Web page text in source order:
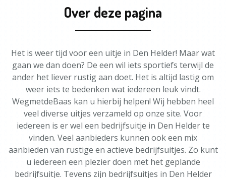
Over deze pagina
Het is weer tijd voor een uitje in Den Helder! Maar wat
gaan we dan doen? De een wil iets sportiefs terwijl de
ander het liever rustig aan doet. Het is altijd lastig om
weer iets te bedenken wat iedereen leuk vindt.
WegmetdeBaas kan u hierbij helpen! Wij hebben heel
veel diverse uitjes verzameld op onze site. Voor
iedereen is er wel een bedrijfsuitje in Den Helder te
vinden. Veel aanbieders kunnen ook een mix
aanbieden van rustige en actieve bedrijfsuitjes. Zo kunt
u iedereen een plezier doen met het geplande
bedrijfsuitje. Tevens zijn bedrijfsuitjes in Den Helder